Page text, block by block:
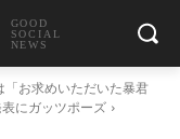
GOOD
SOCIAL
NEWS
お求めいただいた暴君
にガッツポーズ